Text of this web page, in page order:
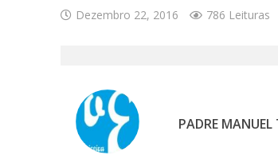
Dezembro 22, 2016 786 Leituras
PADRE